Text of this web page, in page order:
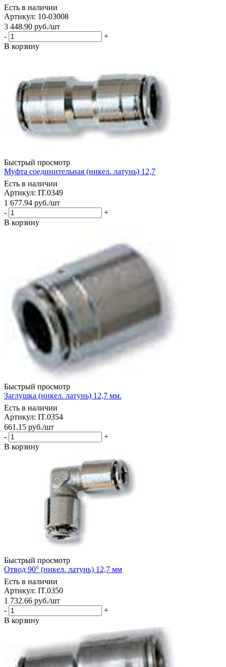
Есть в наличии
Артикул: 10-03008
3 448.90 руб./шт
-
+
В корзину
Быстрый просмотр
Муфта соединительная (никел. латунь) 12,7
Есть в наличии
Артикул: IT.0349
1 677.94 руб./шт
-
+
В корзину
Быстрый просмотр
Заглушка (никел. латунь) 12,7 мм.
Есть в наличии
Артикул: IT.0354
661.15 руб./шт
-
+
В корзину
Быстрый просмотр
Отвод 90° (никел. латунь) 12,7 мм
Есть в наличии
Артикул: IT.0350
1 732.66 руб./шт
-
+
В корзину